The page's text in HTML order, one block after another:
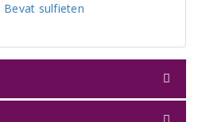
Bevat sulfieten